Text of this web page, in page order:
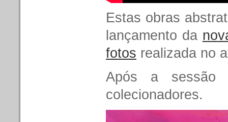
Estas obras
lançamento da
fotos realizada no
Após a sessão
colecionadores.